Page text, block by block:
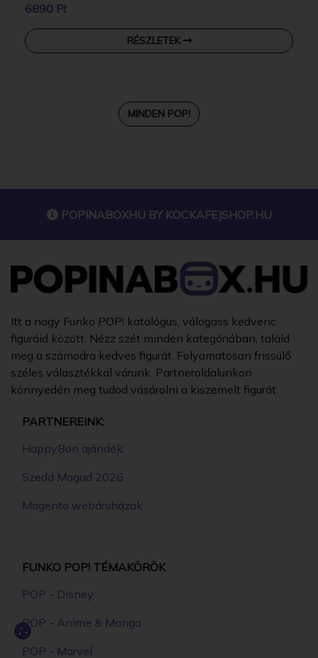
6890 Ft
RÉSZLETEK
MINDEN POP!
POPINABOXHU BY KOCKAFEJSHOP.HU
Itt a nagy Funko POP! katalógus, válogass kedvenc
figuráid között. Nézz szét minden kategóriában, találd
meg a számodra kedves figurát. Folyamatosan frissülő
széles választékkal várunk. Partneroldalunkon
könnyedén meg tudod vásárolni a kiszemelt figurát.
PARTNEREINK:
HappyBon ajándék
Szedd Magad 2026
Magento webáruházak
FUNKO POP! TÉMAKÖRÖK
POP - Disney
POP - Anime & Manga
POP - Marvel